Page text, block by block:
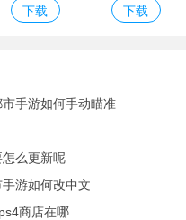
谜题手机游戏
下载 的夜晚手游版
下载
手游如何手动瞄准
么更新呢
游如何改中文
商店在哪